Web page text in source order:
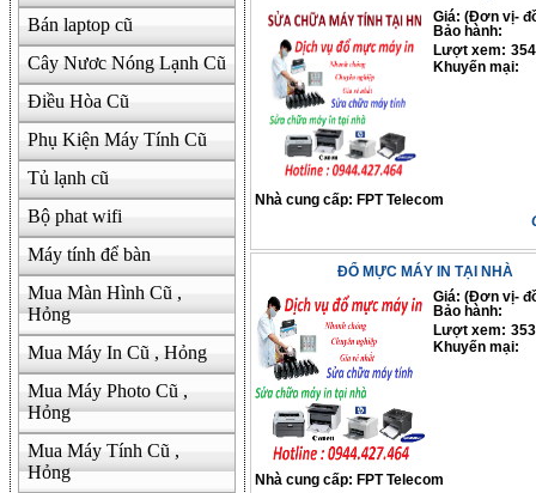
Bán laptop cũ
Cây Nươc Nóng Lạnh Cũ
Điều Hòa Cũ
Phụ Kiện Máy Tính Cũ
Tủ lạnh cũ
Bộ phat wifi
Máy tính để bàn
Mua Màn Hình Cũ ,
Hỏng
Mua Máy In Cũ , Hỏng
Mua Máy Photo Cũ ,
Hỏng
Mua Máy Tính Cũ ,
Hỏng
Giá: (Đơn vị-
Bảo hành:
Lượt xem:
Khuyến mại:
Nhà cung cấp: FPT Telecom
ĐỔ MỰC MÁY IN TẠI NHÀ
Giá: (Đơn vị-
Bảo hành:
Lượt xem:
Khuyến mại:
Nhà cung cấp: FPT Telecom